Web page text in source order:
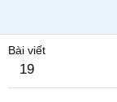
Bài viết
19